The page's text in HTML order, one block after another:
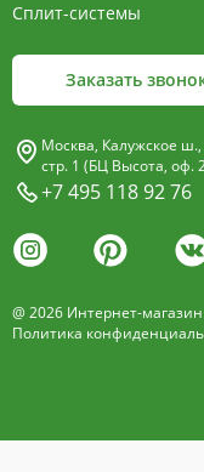
Сплит-системы
Заказать
Москва, Калужское
стр. 1 (БЦ Высота, оф.
+7 495 118 92 76
@ 2026 Интернет-
Политика